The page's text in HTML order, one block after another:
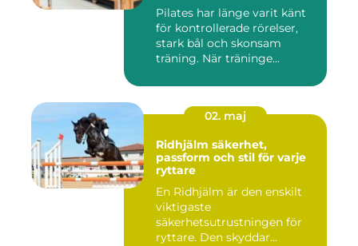
Pilates har länge varit känt
för kontrollerade rörelser,
stark bål och skonsam
träning. När träninge...
02. maj
Ridhjälm säkerhet,
passform och stil för varje
ryttare
En Ridhjälm är den enskilt
viktigaste
säkerhetsutrustningen för
ryttare. Den skyddar